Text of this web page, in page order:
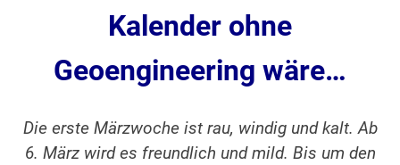
Kalender ohne
Geoengineering wäre…
Die erste Märzwoche ist rau, windig und kalt. Ab
6. März wird es freundlich und mild. Bis um den